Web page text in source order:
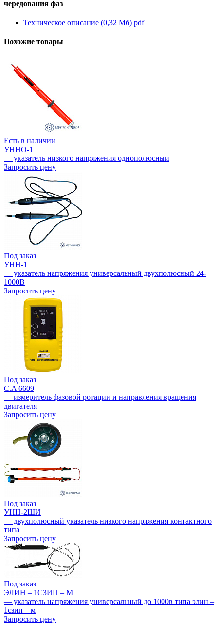
чередования фаз
Техническое описание (0,32 Мб) pdf
Похожие товары
Есть в наличии
УННО-1
— указатель низкого напряжения однополюсный
Запросить цену
Под заказ
УНН-1
— указатель напряжения универсальный двухполюсный 24-
1000В
Запросить цену
Под заказ
C.A 6609
— измеритель фазовой ротации и направления вращения
двигателя
Запросить цену
Под заказ
УНН-2ШИ
— двухполюсный указатель низкого напряжения контактного
типа
Запросить цену
Под заказ
ЭЛИН – 1СЗИП – М
— указатель напряжения универсальный до 1000в типа элин –
1сзип – м
Запросить цену